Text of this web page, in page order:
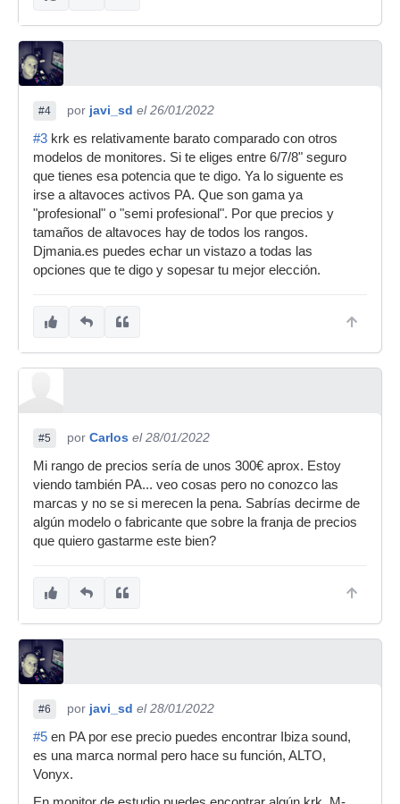
#4 por javi_sd el 26/01/2022
#3 krk es relativamente barato comparado con otros
modelos de monitores. Si te eliges entre 6/7/8" seguro
que tienes esa potencia que te digo. Ya lo siguente es
irse a altavoces activos PA. Que son gama ya
"profesional" o "semi profesional". Por que precios y
tamaños de altavoces hay de todos los rangos.
Djmania.es puedes echar un vistazo a todas las
opciones que te digo y sopesar tu mejor elección.
#5 por Carlos el 28/01/2022
Mi rango de precios sería de unos 300€ aprox. Estoy
viendo también PA... veo cosas pero no conozco las
marcas y no se si merecen la pena. Sabrías decirme de
algún modelo o fabricante que sobre la franja de precios
que quiero gastarme este bien?
#6 por javi_sd el 28/01/2022
#5 en PA por ese precio puedes encontrar Ibiza sound,
es una marca normal pero hace su función, ALTO,
Vonyx.